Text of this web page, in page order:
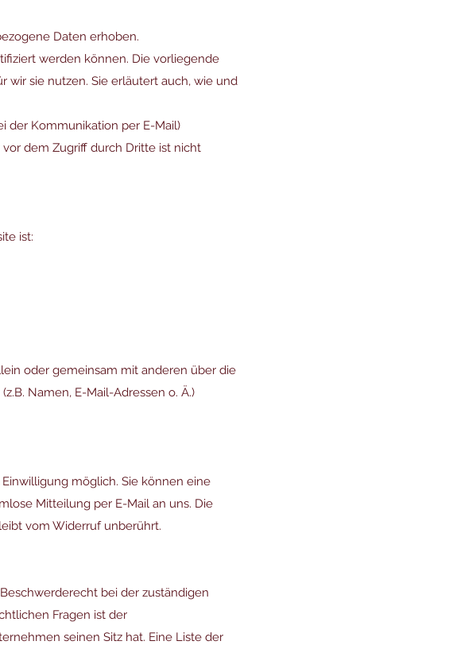
Daten erhoben.
werden können. Die vorliegende
sie nutzen. Sie erläutert auch, wie und
der Kommunikation per E-Mail)
dem Zugriff durch Dritte ist nicht
ist:
oder gemeinsam mit anderen über die
Namen, E-Mail-Adressen o. Ä.)
möglich. Sie können eine
Mitteilung per E-Mail an uns. Die
vom Widerruf unberührt.
bei der zuständigen
Fragen ist der
seinen Sitz hat. Eine Liste der